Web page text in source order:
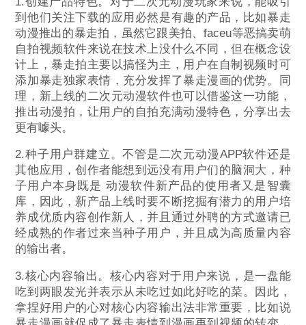
到他们关注下载的应用必然是有趣的产品，比如暴走
动漫推出的暴走拍，虽然它跟美拍、faceu等恶搞卖萌
自拍视频软件来说在技术上没什么不同，但在概念设
计上，暴走拍主要以搞怪为主，用户在自制视频时可
添加暴走独家表情，充分发挥了暴走漫画的优势。同
理，新上线的二次元动漫软件也可以借鉴这一功能，
推出动漫拍，让用户的自拍充满动漫特色，分享出去
更有噱头。
2.种子用户群建立。不管是二次元动漫APP软件还是
其他应用，创作者能想到远没有用户们的脑洞大，种
子用户本身既是 动漫软件新产品的使用者又是智囊
库，因此，新产品上线时要不断挖掘有潜力的用户培
养成优质内容创作新人，并且通过外聘的方式邀请已
经成熟的作者过来当种子用户，并且成为高质量内容
的输出者。
3.核心内容输出。核心内容对于用户来说，是一盘能
吃到两眼发光并表示从未吃过如此好吃的菜。因此，
拿捏好用户的心对核心内容输出法非常重要，比如说